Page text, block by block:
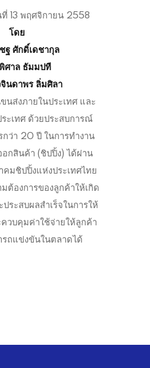
13 พฤศจิกายน 2558
โดย
ฐ ศักดิ์เดชากุล
ศาล ธัมมปที
นดาพร ลิ่มศิลา
นส่งภายในประเทศ และ
ะเทศ ด้วยประสบการณ์
ว่า 20 ปี ในการทำงาน
กสินค้า (ชิปปิ้ง) ได้ผ่าน
คมชิปปิ้งแห่งประเทศไทย
ต้องการของลูกค้าให้เกิด
ระสบผลสำเร็จในการให้
วบคุมค่าใช้จ่ายให้ลูกค้า
รถแข่งขันในตลาดได้